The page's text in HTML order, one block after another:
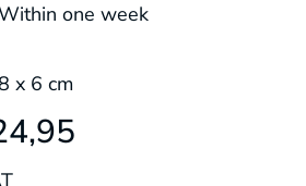
one week
x6 cm